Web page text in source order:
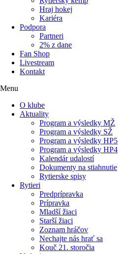
Hraj hokej
Kariéra
Podpora
Partneri
2% z dane
Fan Shop
Livestream
Kontakt
Menu
O klube
Aktuality
Program a výsledky MŽ
Program a výsledky SŽ
Program a výsledky HP5
Program a výsledky HP4
Kalendár udalostí
Dokumenty na stiahnutie
Rytierske spisy
Rytieri
Predprípravka
Prípravka
Mladší žiaci
Starší žiaci
Zoznam hráčov
Nechajte nás hrať sa
Kouč 21. storočia